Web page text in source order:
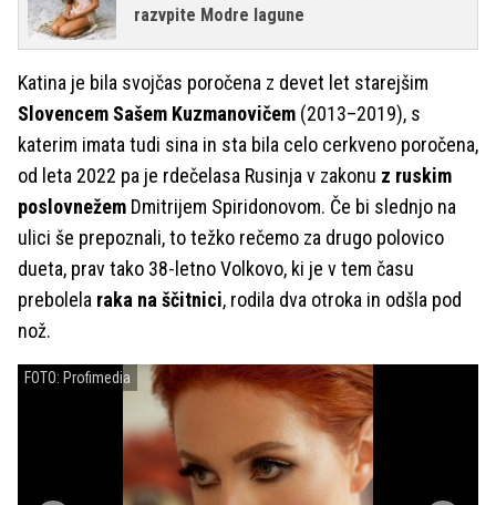
razvpite Modre lagune
Katina je bila svojčas poročena z devet let starejšim
Slovencem Sašem Kuzmanovičem (2013–2019), s
katerim imata tudi sina in sta bila celo cerkveno poročena,
od leta 2022 pa je rdečelasa Rusinja v zakonu z ruskim
poslovnežem Dmitrijem Spiridonovom. Če bi slednjo na
ulici še prepoznali, to težko rečemo za drugo polovico
dueta, prav tako 38-letno Volkovo, ki je v tem času
prebolela raka na ščitnici, rodila dva otroka in odšla pod
nož.
FOTO: Profimedia